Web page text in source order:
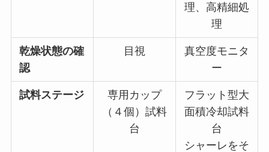
理、高精細処
理
乾燥状態の確
認
目視
真空度モニタ
ー
試料ステージ
専用カップ
（４個）試料
台
フラット型大
面積冷却試料
台
シャーレをそ